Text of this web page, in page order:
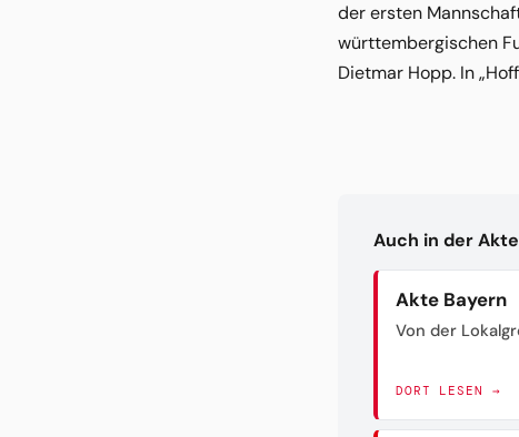
der ersten
württembergischen
Dietmar Hopp. In
Auch in der
Akte Bayern
Von der
DORT LESEN →